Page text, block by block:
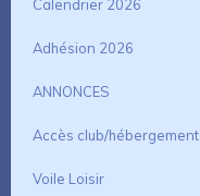
Calendrier 2026
Adhésion 2026
ANNONCES
Accès club/hébergement
Voile Loisir